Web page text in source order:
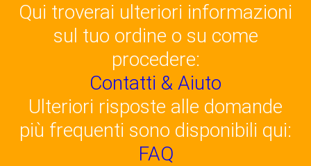
Qui troverai ulteriori informazioni
sul tuo ordine o su come
procedere:
Contatti & Aiuto
Ulteriori risposte alle domande
più frequenti sono disponibili qui:
FAQ